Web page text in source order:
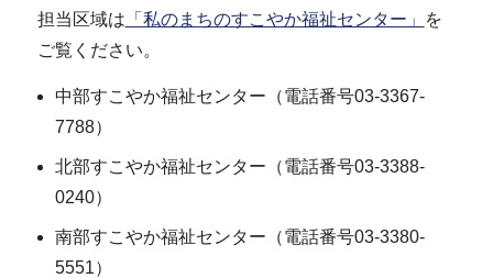
担当区域は 「私のまちのすこやか福祉センター」
を
ご覧ください。
中部すこやか福祉センター（電話番号03-3367-
7788）
北部すこやか福祉センター（電話番号03-3388-
0240）
南部すこやか福祉センター（電話番号03-3380-
5551）